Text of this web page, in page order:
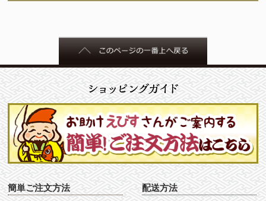
簡単ご注文方法 配送方法